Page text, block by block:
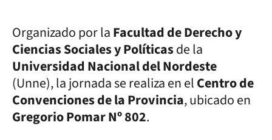
Organizado por laFacultad de Derecho y
Ciencias Sociales y Políticasde la
Universidad Nacional del Nordeste
(Unne), la jornada se realiza en elCentro de
Convenciones de la Provincia, ubicado en
Gregorio Pomar Nº 802.